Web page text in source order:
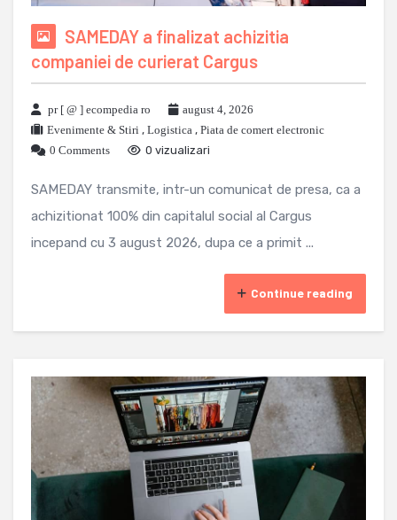
SAMEDAY a finalizat achizitia
companiei de curierat Cargus
pr [ @ ] ecompedia ro
august 4, 2026
Evenimente & Stiri , Logistica , Piata de comert electronic
0 Comments
0 vizualizari
SAMEDAY transmite, intr-un comunicat de presa, ca a
achizitionat 100% din capitalul social al Cargus
incepand cu 3 august 2026, dupa ce a primit ...
Continue reading